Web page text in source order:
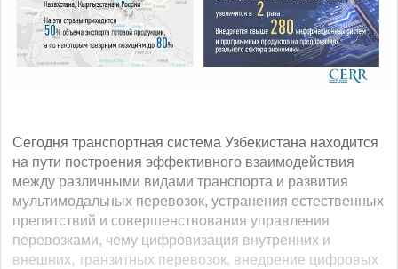
Сегодня транспортная система Узбекистана находится
на пути построения эффективного взаимодействия
между различными видами транспорта и развития
мультимодальных перевозок, устранения естественных
препятствий и совершенствования управления
перевозками, чему цифровизация внутренних и
внешних, транзитных перевозок, внедрение цифровых